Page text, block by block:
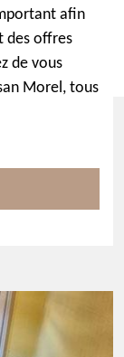
afin
des offres
de vous
Morel, tous